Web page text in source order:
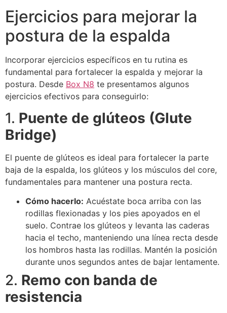
Ejercicios para mejorar la
postura de la espalda
Incorporar ejercicios específicos en tu rutina es
fundamental para fortalecer la espalda y mejorar la
postura. Desde Box N8 te presentamos algunos
ejercicios efectivos para conseguirlo:
1. Puente de glúteos (Glute
Bridge)
El puente de glúteos es ideal para fortalecer la parte
baja de la espalda, los glúteos y los músculos del core,
fundamentales para mantener una postura recta.
Cómo hacerlo: Acuéstate boca arriba con las
rodillas flexionadas y los pies apoyados en el
suelo. Contrae los glúteos y levanta las caderas
hacia el techo, manteniendo una línea recta desde
los hombros hasta las rodillas. Mantén la posición
durante unos segundos antes de bajar lentamente.
2. Remo con banda de
resistencia